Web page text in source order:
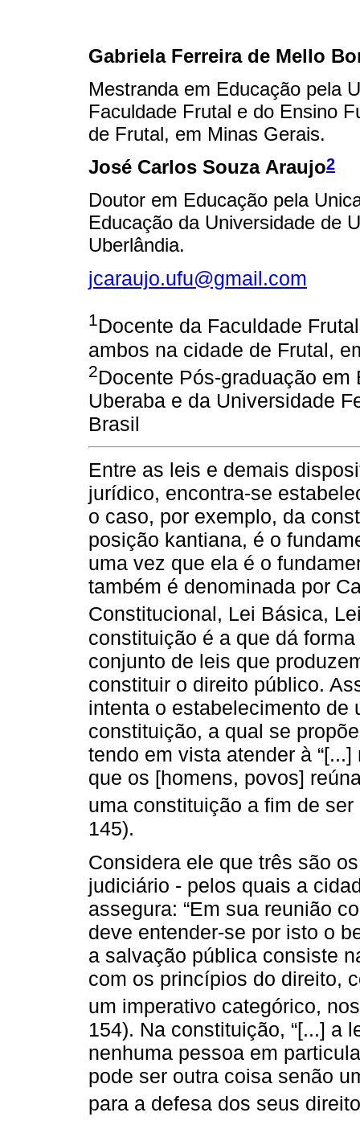
Gabriela Ferreira de Mello
Mestranda em Educação pela
Faculdade Frutal e do Ensino
de Frutal, em Minas Gerais.
José Carlos Souza Araujo2
Doutor em Educação pela
Educação da Universidade de
Uberlândia.
jcaraujo.ufu@gmail.com
1Docente da Faculdade
ambos na cidade de Frutal,
2Docente Pós-graduação
Uberaba e da Universidade
Brasil
Entre as leis e demais
jurídico, encontra-se
o caso, por exemplo, da
posição kantiana, é o
uma vez que ela é o
também é denominada por
Constitucional, Lei Básica,
constituição é a que dá
conjunto de leis que
constituir o direito público.
intenta o estabelecimento de
constituição, a qual se
tendo em vista atender à
que os [homens, povos]
uma constituição a fim de
145).
Considera ele que três são
judiciário - pelos quais a
assegura: “Em sua reunião
deve entender-se por isto o
a salvação pública consiste
com os princípios do direito,
um imperativo categórico,
154). Na constituição, “[...] a
nenhuma pessoa em
pode ser outra coisa senão
para a defesa dos seus